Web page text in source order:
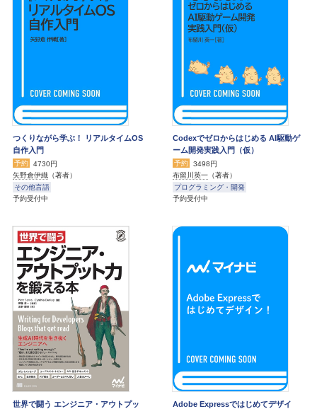
つくりながら学ぶ！ リアルタイムOS
自作入門
予約
4730円
矢野倉伊織 （著者）
その他言語
予約受付中
Codexでゼロからはじめる AI駆動ゲ
ーム開発実践入門（仮）
予約
3498円
布留川英一 （著者）
プログラミング・開発
予約受付中
世界で闘う エンジニア・アウトプッ
Adobe Expressではじめてデザイ